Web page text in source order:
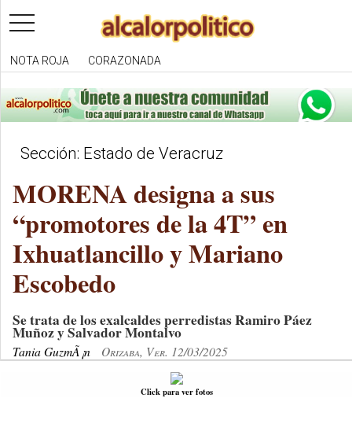
toggle
navigation
NOTA ROJA CORAZONADA
Sección: Estado de Veracruz
MORENA designa a sus
“promotores de la 4T” en
Ixhuatlancillo y Mariano
Escobedo
Se trata de los exalcaldes perredistas Ramiro Páez
Muñoz y Salvador Montalvo
Tania GuzmÃ¡n Orizaba, Ver. 12/03/2025
Click para ver fotos